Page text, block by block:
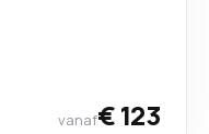
vanaf€ 123